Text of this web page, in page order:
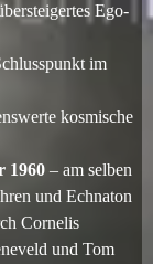
Ego-
im
kosmische
1960 – am selben
und Echnaton
Cornelis
und Tom